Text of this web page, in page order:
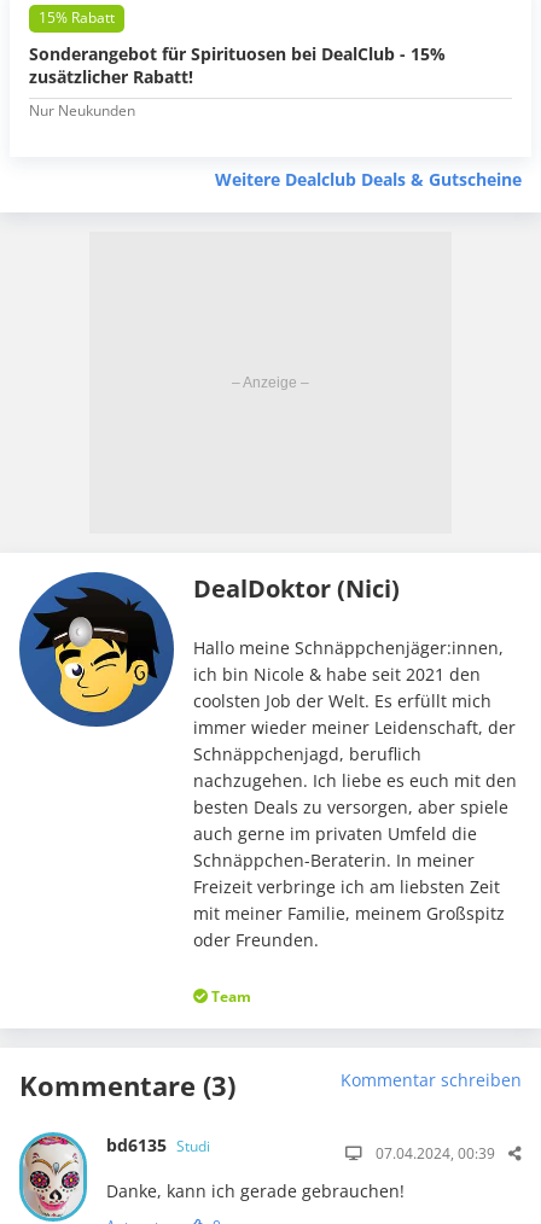
15% Rabatt
Sonderangebot für Spirituosen bei DealClub - 15%
zusätzlicher Rabatt!
Nur Neukunden
Weitere Dealclub Deals & Gutscheine
DealDoktor (Nici)
Hallo meine Schnäppchenjäger:innen,
ich bin Nicole & habe seit 2021 den
coolsten Job der Welt. Es erfüllt mich
immer wieder meiner Leidenschaft, der
Schnäppchenjagd, beruflich
nachzugehen. Ich liebe es euch mit den
besten Deals zu versorgen, aber spiele
auch gerne im privaten Umfeld die
Schnäppchen-Beraterin. In meiner
Freizeit verbringe ich am liebsten Zeit
mit meiner Familie, meinem Großspitz
oder Freunden.
Team
Kommentare (3) Kommentar schreiben
bd6135 Studi 07.04.2024, 00:39
Danke, kann ich gerade gebrauchen!